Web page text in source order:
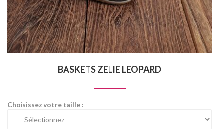
BASKETS ZELIE LÉOPARD
Choisissez votre taille :